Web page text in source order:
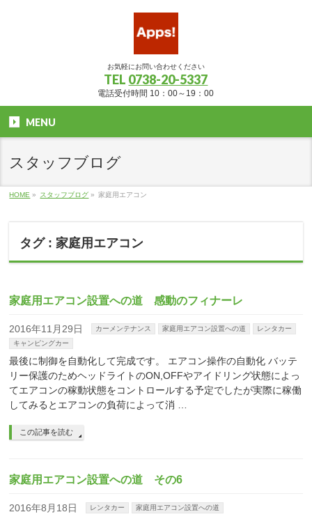
お気軽にお問い合わせください
TEL 0738-20-5337
電話受付時間 10：00～19：00
MENU
スタッフブログ
HOME » スタッフブログ » 家庭用エアコン
タグ : 家庭用エアコン
家庭用エアコン設置への道 感動のフィナーレ
2016年11月29日 カーメンテナンス 家庭用エアコン設置への道
レンタカー
キャンピングカー
最後に制御を自動化して完成です。 エアコン操作の自動化 バッテ
リー保護のためヘッドライトのON,OFFやアイドリング状態によっ
てエアコンの稼動状態をコントロールする予定でしたが実際に稼働
してみるとエアコンの負荷によって消 …
この記事を読む
家庭用エアコン設置への道 その6
2016年8月18日 レンタカー 家庭用エアコン設置への道